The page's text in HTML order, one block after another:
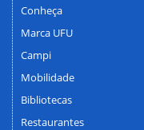
Conheça
Marca UFU
Campi
Mobilidade
Bibliotecas
Restaurantes